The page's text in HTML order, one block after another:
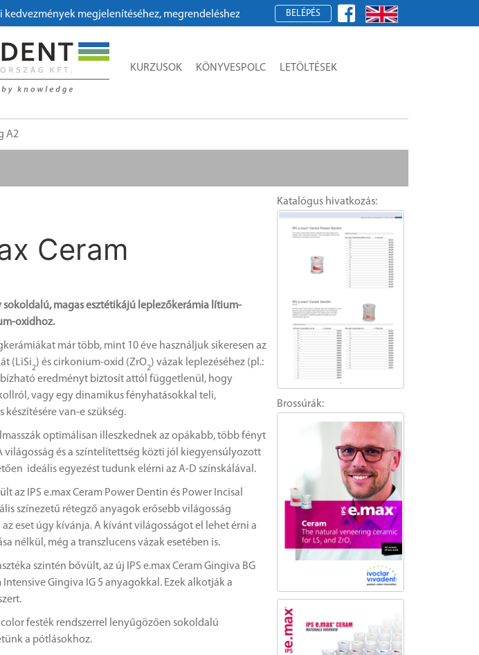
megjelenítéséhez, megrendeléshez kérjük, regisztráljon!
BELÉPÉS
KURZUSOK KÖNYVESPOLC LETÖLTÉSEK
A2
Ceram
sokoldalú, magas esztétikájú leplezőkerámia lítium-
oxidhoz.
már több, mint 10 éve használjuk sikeresen az
(LiSi
2
) és cirkonium-oxid (ZrO
2
) vázak leplezéséhez (pl.:
eredményt biztosít attól függetlenül, hogy
vagy egy dinamikus fényhatásokkal teli,
készítésére van-e szükség.
optimálisan illeszkednek az opákabb, több fényt
világosság és a színtelítettség közti jól kiegyensúlyozott
ideális egyezést tudunk elérni az A-D színskálával.
az IPS e.max Ceram Power Dentin és Power Incisal
színezetű rétegző anyagok erősebb világosság
eset úgy kívánja. A kívánt világosságot el lehet érni a
nélkül, még a transzlucens vázak esetében is.
szintén bővült, az új IPS e.max Ceram Gingiva BG
Intensive Gingiva IG 5 anyagokkal. Ezek alkotják a
festék rendszerrel lenyűgözően sokoldalú
a pótlásokhoz.
Katalógus hivatkozás:
Brossúrák: